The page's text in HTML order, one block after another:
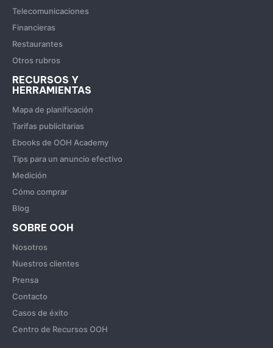
Telecomunicaciones
Financieras
Restaurantes
Otros rubros
RECURSOS Y
HERRAMIENTAS
Mapa de planificación
Tarifas publicitarias
Ebooks de OOH Academy
Tips para un anuncio efectivo
Medición
Cómo comprar
Blog
SOBRE OOH
Nosotros
Nuestros clientes
Prensa
Contacto
Casos de éxito
Centro de Recursos OOH